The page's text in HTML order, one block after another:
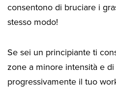
consentono di bruciare i
stesso modo!
Se sei un principiante ti
zone a minore intensità e
progressivamente il tuo